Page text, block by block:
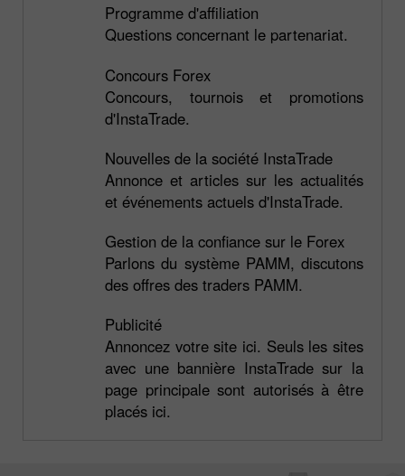
Programme d'affiliation
Questions concernant le partenariat.
Concours Forex
Concours, tournois et promotions
d'InstaTrade.
Nouvelles de la société InstaTrade
Annonce et articles sur les actualités
et événements actuels d'InstaTrade.
Gestion de la confiance sur le Forex
Parlons du système PAMM, discutons
des offres des traders PAMM.
Publicité
Annoncez votre site ici. Seuls les sites
avec une bannière InstaTrade sur la
page principale sont autorisés à être
placés ici.